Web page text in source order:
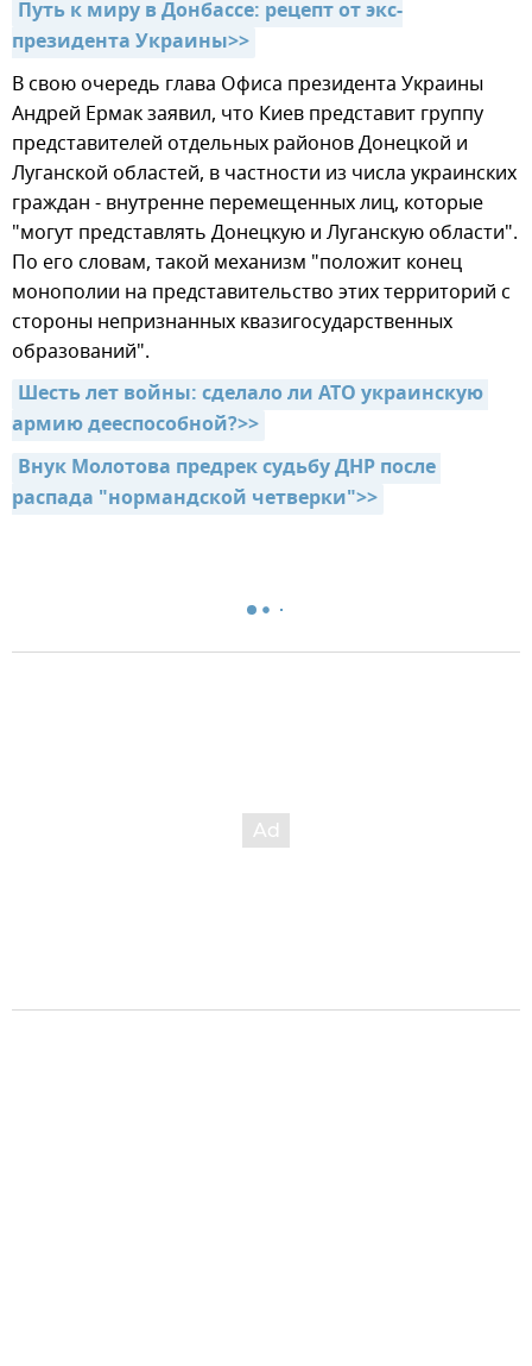
Путь к миру в Донбассе: рецепт от экс-
президента Украины>>
В свою очередь глава Офиса президента Украины
Андрей Ермак заявил, что Киев представит группу
представителей отдельных районов Донецкой и
Луганской областей, в частности из числа украинских
граждан - внутренне перемещенных лиц, которые
"могут представлять Донецкую и Луганскую области".
По его словам, такой механизм "положит конец
монополии на представительство этих территорий с
стороны непризнанных квазигосударственных
образований".
Шесть лет войны: сделало ли АТО украинскую
армию дееспособной?>>
Внук Молотова предрек судьбу ДНР после
распада "нормандской четверки">>